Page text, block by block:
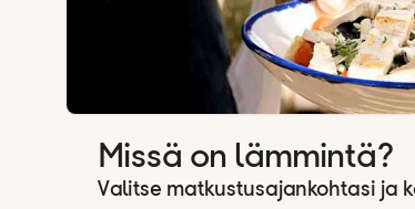
Missä on lämmintä?
Valitse matkustusajankohtasi ja